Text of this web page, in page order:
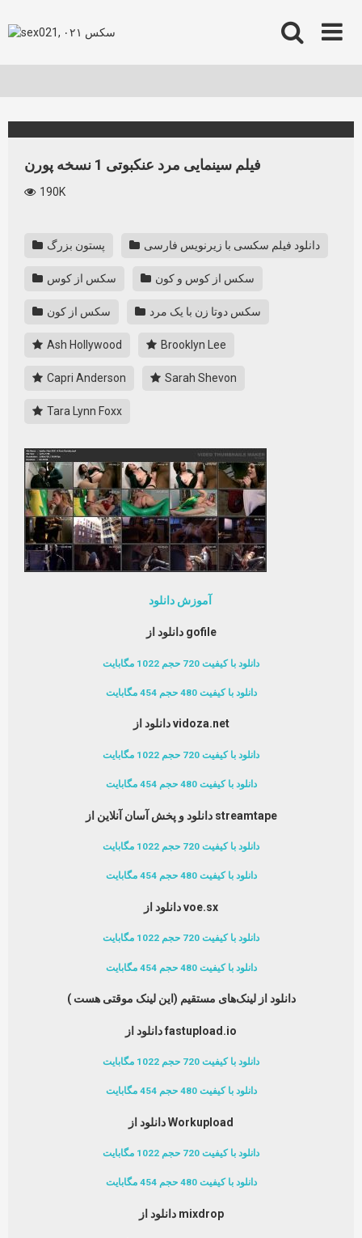
to
فیلم سینمایی مرد عنکبوتی 1 نسخه پورن
190K
پستون بزرگ دانلود فیلم سکسی‌ با زیرنویس فارسی
سکس از کوس سکس از کوس و کون
سکس از کون سکس دوتا زن با یک مرد
Ash Hollywood Brooklyn Lee
Capri Anderson Sarah Shevon
Tara Lynn Foxx
دانلود از gofile
دانلود با کیفیت 720 حجم 1022 مگابایت
دانلود با کیفیت 480 حجم 454 مگابایت
دانلود از vidoza.net
دانلود با کیفیت 720 حجم 1022 مگابایت
دانلود با کیفیت 480 حجم 454 مگابایت
دانلود و پخش آسان آنلاین از streamtape
دانلود با کیفیت 720 حجم 1022 مگابایت
دانلود با کیفیت 480 حجم 454 مگابایت
دانلود از voe.sx
دانلود با کیفیت 720 حجم 1022 مگابایت
دانلود با کیفیت 480 حجم 454 مگابایت
دانلود از لینک‌های مستقیم (این لینک موقتی هست )
دانلود از fastupload.io
دانلود با کیفیت 720 حجم 1022 مگابایت
دانلود با کیفیت 480 حجم 454 مگابایت
دانلود از Workupload
دانلود با کیفیت 720 حجم 1022 مگابایت
دانلود با کیفیت 480 حجم 454 مگابایت
دانلود از mixdrop